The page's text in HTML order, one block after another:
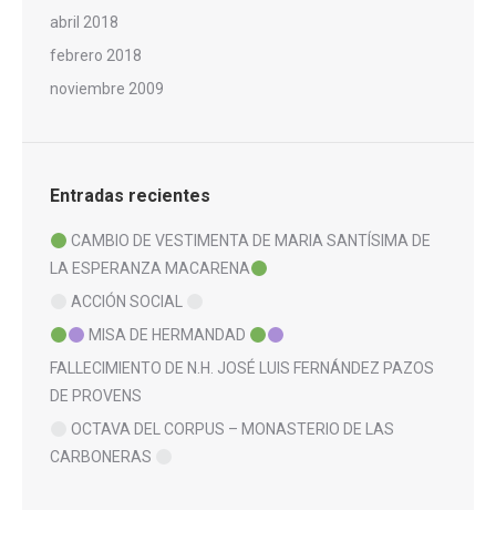
abril 2018
febrero 2018
noviembre 2009
Entradas recientes
CAMBIO DE VESTIMENTA DE MARIA SANTÍSIMA DE
LA ESPERANZA MACARENA
ACCIÓN SOCIAL
MISA DE HERMANDAD
FALLECIMIENTO DE N.H. JOSÉ LUIS FERNÁNDEZ PAZOS
DE PROVENS
OCTAVA DEL CORPUS – MONASTERIO DE LAS
CARBONERAS